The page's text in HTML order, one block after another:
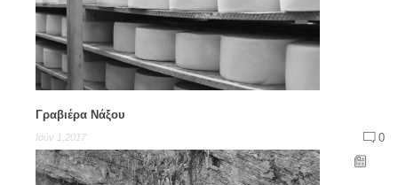
Γραβιέρα Νάξου
Ιούν 1,2017 0